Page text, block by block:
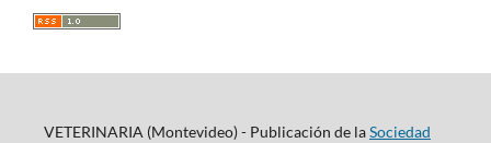
VETERINARIA (Montevideo) - Publicación de laSociedad